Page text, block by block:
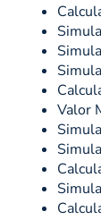
Valor